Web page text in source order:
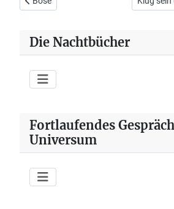
Die Nachtbücher
Fortlaufendes
Universum